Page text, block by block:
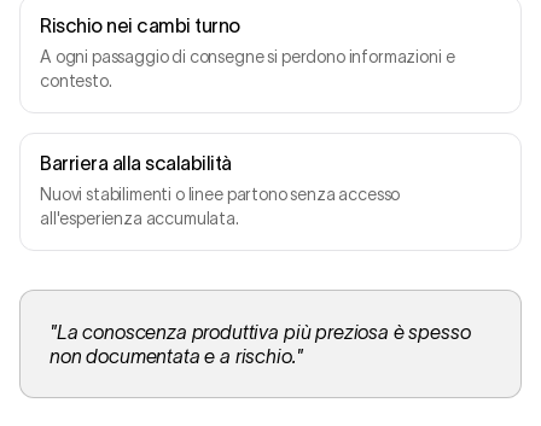
Rischio nei cambi turno
A ogni passaggio di consegne si perdono informazioni e
contesto.
Barriera alla scalabilità
Nuovi stabilimenti o linee partono senza accesso
all'esperienza accumulata.
"La conoscenza produttiva più preziosa è spesso
non documentata e a rischio."